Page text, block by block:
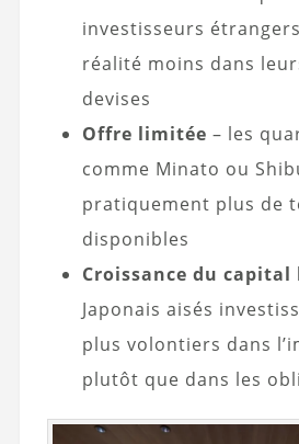
investisseurs
réalité moins dans
devises
Offre limitée – les
comme Minato ou
pratiquement plus de
disponibles
Croissance du capital
Japonais aisés
plus volontiers dans
plutôt que dans les